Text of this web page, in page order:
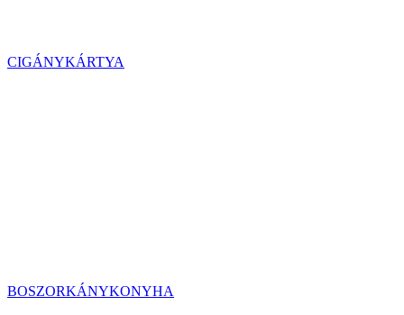
CIGÁNYKÁRTYA
BOSZORKÁNYKONYHA